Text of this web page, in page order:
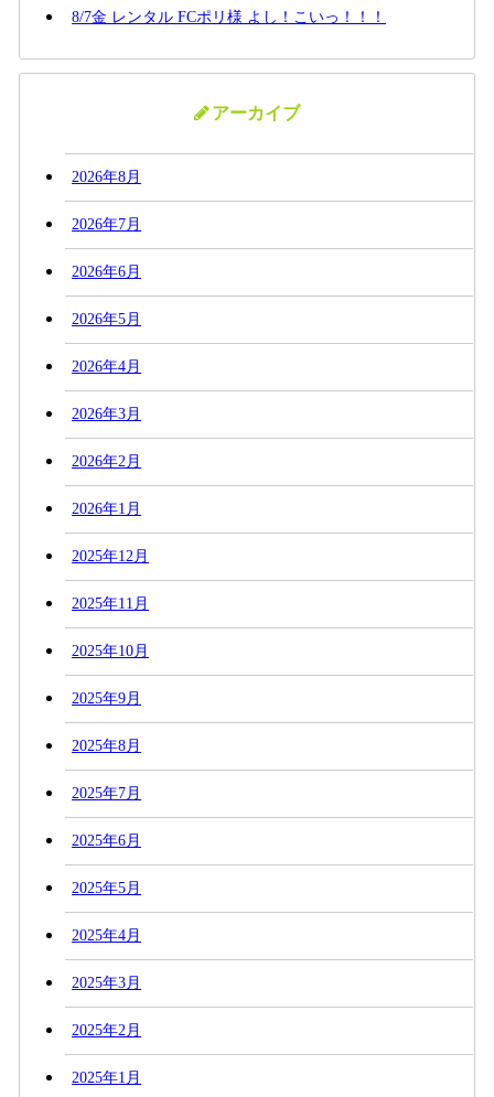
8/7金 レンタル FCポリ様 よし！こいっ！！！
アーカイブ
2026年8月
2026年7月
2026年6月
2026年5月
2026年4月
2026年3月
2026年2月
2026年1月
2025年12月
2025年11月
2025年10月
2025年9月
2025年8月
2025年7月
2025年6月
2025年5月
2025年4月
2025年3月
2025年2月
2025年1月